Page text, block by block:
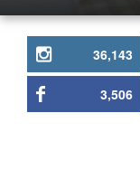
36,143
3,506